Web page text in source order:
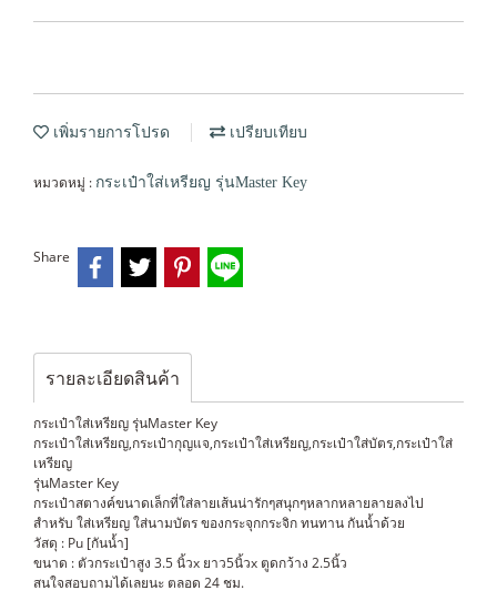
เพิ่มรายการโปรด เปรียบเทียบ
หมวดหมู่ : กระเป๋าใส่เหรียญ รุ่นMaster Key
Share
รายละเอียดสินค้า
กระเป๋าใส่เหรียญ รุ่นMaster Key
กระเป๋าใส่เหรียญ,กระเป๋ากุญแจ,กระเป๋าใส่เหรียญ,กระเป๋าใส่บัตร,กระเป๋าใส่
เหรียญ
รุ่นMaster Key
กระเป๋าสตางค์ขนาดเล็กที่ใส่ลายเส้นน่ารักๆสนุกๆหลากหลายลายลงไป
สำหรับ ใส่เหรียญ ใส่นามบัตร ของกระจุกกระจิก ทนทาน กันน้ำด้วย
วัสดุ : Pu [กันน้ำ]
ขนาด : ตัวกระเป๋าสูง 3.5 นิ้วx ยาว5นิ้วx ตูดกว้าง 2.5นิ้ว
สนใจสอบถามได้เลยนะ ตลอด 24 ชม.